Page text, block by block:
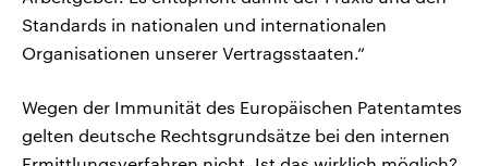
Standards in nationalen und internationalen
Organisationen unserer Vertragsstaaten.“
Wegen der Immunität des Europäischen Patentamtes
gelten deutsche Rechtsgrundsätze bei den internen